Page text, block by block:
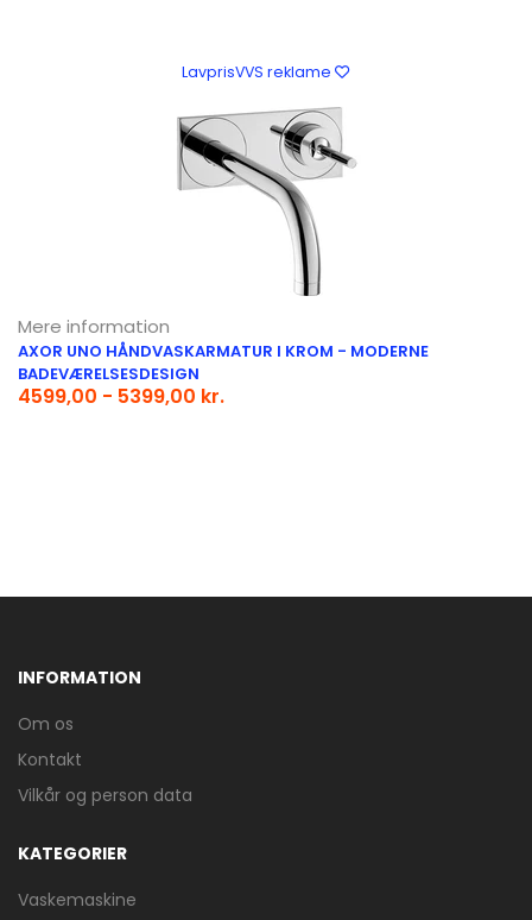
LavprisVVS reklame
Mere information
AXOR UNO HÅNDVASKARMATUR I KROM - MODERNE
BADEVÆRELSESDESIGN
4599,00 - 5399,00 kr.
INFORMATION
Om os
Kontakt
Vilkår og person data
KATEGORIER
Vaskemaskine